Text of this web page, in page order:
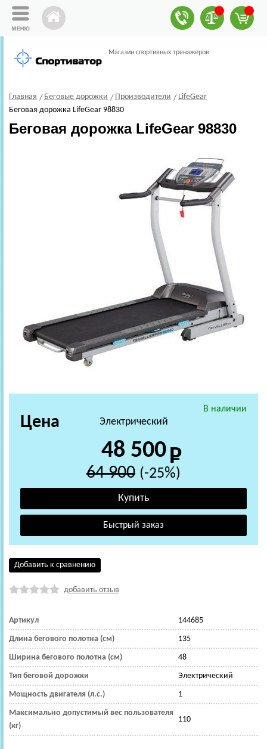
Магазин спортивных тренажеров
Главная Беговые дорожки Производители
LifeGear
Беговая дорожка LifeGear 98830
Беговая дорожка LifeGear 98830
В наличии
Электрический
Цена
48 500
64 900 (-25%)
Добавить к сравнению
добавить отзыв
Артикул 144685
Длина бегового полотна (см) 135
Ширина бегового полотна (см) 48
Тип беговой дорожки Электрический
Мощность двигателя (л.с.) 1
Максимально допустимый вес пользователя
(кг)
110